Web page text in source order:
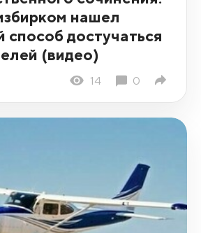
нашел
достучаться
(видео)
14 0